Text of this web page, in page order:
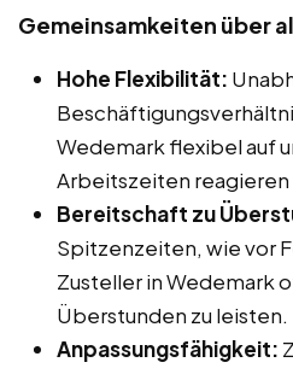
Gemeinsamkeiten über
Hohe Flexibilität:
Wedemark flexibel auf
Arbeitszeiten reagieren
Bereitschaft zu
Spitzenzeiten, wie vor
Zusteller in Wedemark
Überstunden zu leisten.
Anpassungsfähigkeit: